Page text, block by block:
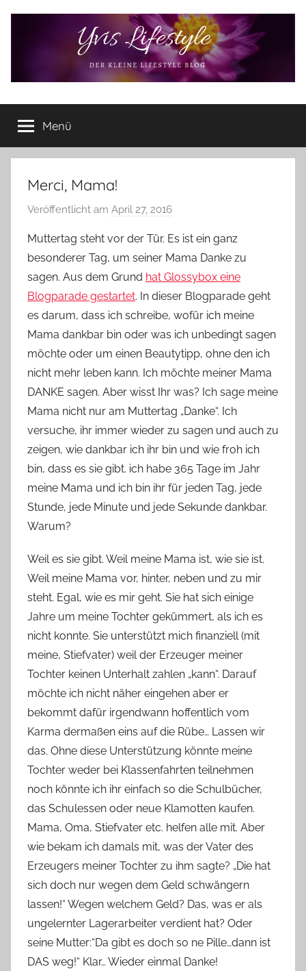
Yvis
Lifestyle
Lifestyle
Blog
–
Lifestyle,
Rezensionen,
Produkttests
vieles
mehr
Menü
Merci, Mama!
Veröffentlicht am April 27, 2016
n
Y
v
o
n
n
e
Muttertag steht vor der Tür. Es ist ein ganz
besonderer Tag, um seiner Mama Danke zu
sagen. Aus dem Grund hat Glossybox eine
Blogparade gestartet. In dieser Blogparade geht
es darum, dass ich schreibe, wofür ich meine
Mama dankbar bin oder was ich unbedingt sagen
möchte oder um einen Beautytipp, ohne den ich
nicht mehr leben kann. Ich möchte meiner Mama
DANKE sagen. Aber wisst Ihr was? Ich sage meine
Mama nicht nur am Muttertag „Danke“. Ich
versuche, ihr immer wieder zu sagen und auch zu
zeigen, wie dankbar ich ihr bin und wie froh ich
bin, dass es sie gibt. ich habe 365 Tage im Jahr
meine Mama und ich bin ihr für jeden Tag, jede
Stunde, jede Minute und jede Sekunde dankbar.
Warum?
Weil es sie gibt. Weil meine Mama ist, wie sie ist.
Weil meine Mama vor, hinter, neben und zu mir
steht. Egal, wie es mir geht. Sie hat sich einige
Jahre um meine Tochter gekümmert, als ich es
nicht konnte. Sie unterstützt mich finanziell (mit
meine, Stiefvater) weil der Erzeuger meiner
Tochter keinen Unterhalt zahlen „kann“. Darauf
möchte ich nicht näher eingehen aber er
bekommt dafür irgendwann hoffentlich vom
Karma dermaßen eins auf die Rübe… Lassen wir
das. Ohne diese Unterstützung könnte meine
Tochter weder bei Klassenfahrten teilnehmen
noch könnte ich ihr einfach so die Schulbücher,
das Schulessen oder neue Klamotten kaufen.
Mama, Oma, Stiefvater etc. helfen alle mit. Aber
wie bekam ich damals mit, was der Vater des
Erzeugers meiner Tochter zu ihm sagte? „Die hat
sich doch nur wegen dem Geld schwängern
lassen!“ Wegen welchem Geld? Das, was er als
ungelernter Lagerarbeiter verdient hat? Oder
seine Mutter:“Da gibt es doch so ne Pille…dann ist
DAS weg!“ Klar… Wieder einmal Danke!